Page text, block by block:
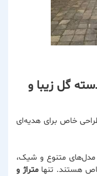
گل زیبا و
خاص برای هدیه‌ای
مدل‌های متنوع و شیک،
هستند. تنهامتراژ و